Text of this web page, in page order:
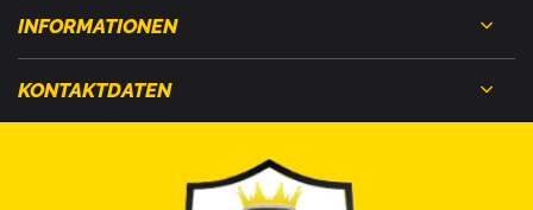
INFORMATIONEN
KONTAKTDATEN